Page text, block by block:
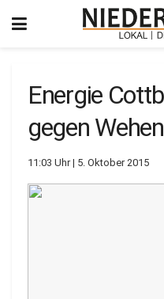
Energie
gegen
11:03 Uhr | 5. Oktober 2015